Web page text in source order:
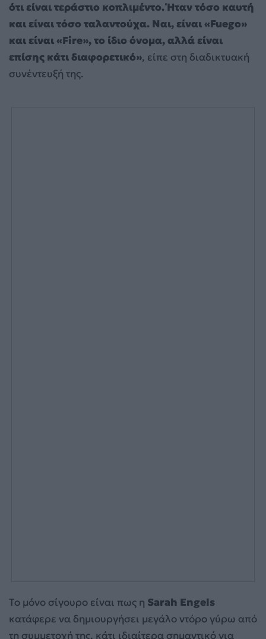
ότι είναι τεράστιο κοπλιμέντο. Ήταν τόσο καυτή
και είναι τόσο ταλαντούχα. Ναι, είναι «Fuego»
και είναι «Fire», το ίδιο όνομα, αλλά είναι
επίσης κάτι διαφορετικό», είπε στη διαδικτυακή
συνέντευξή της.
Το μόνο σίγουρο είναι πως η Sarah Engels
κατάφερε να δημιουργήσει μεγάλο ντόρο γύρω από
τη συμμετοχή της, κάτι ιδιαίτερα σημαντικό για